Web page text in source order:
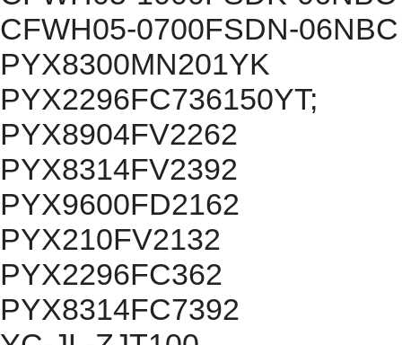
CFWH05-0700FSDN-06NBC
PYX8300MN201YK
PYX2296FC736150YT;
PYX8904FV2262
PYX8314FV2392
PYX9600FD2162
PYX210FV2132
PYX2296FC362
PYX8314FC7392